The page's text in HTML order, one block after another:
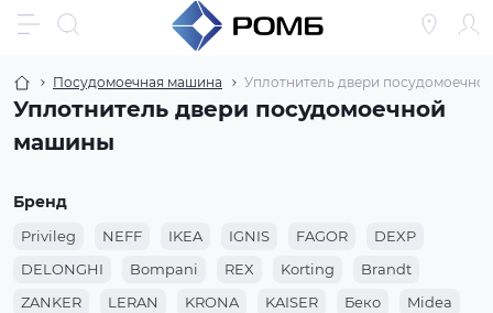
Посудомоечная машина Уплотнитель двери
Уплотнитель двери посудомоечной
машины
Бренд
Privileg NEFF IKEA IGNIS FAGOR
DEXP
DELONGHI
Bompani REX Korting
Brandt
ZANKER
LERAN KRONA KAISER Беко
Midea